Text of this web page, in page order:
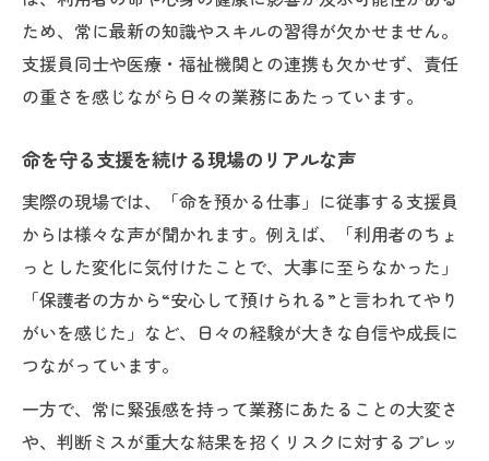
ため、常に最新の知識やスキルの習得が欠かせません。
支援員同士や医療・福祉機関との連携も欠かせず、責任
の重さを感じながら日々の業務にあたっています。
命を守る支援を続ける現場のリアルな声
実際の現場では、「命を預かる仕事」に従事する支援員
からは様々な声が聞かれます。例えば、「利用者のちょ
っとした変化に気付けたことで、大事に至らなかった」
「保護者の方から“安心して預けられる”と言われてやり
がいを感じた」など、日々の経験が大きな自信や成長に
つながっています。
一方で、常に緊張感を持って業務にあたることの大変さ
や、判断ミスが重大な結果を招くリスクに対するプレッ